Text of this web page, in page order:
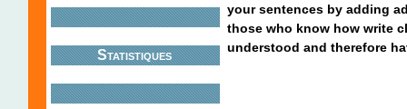
Statistiques
your sentences by adding
those who know how write
understood and therefore